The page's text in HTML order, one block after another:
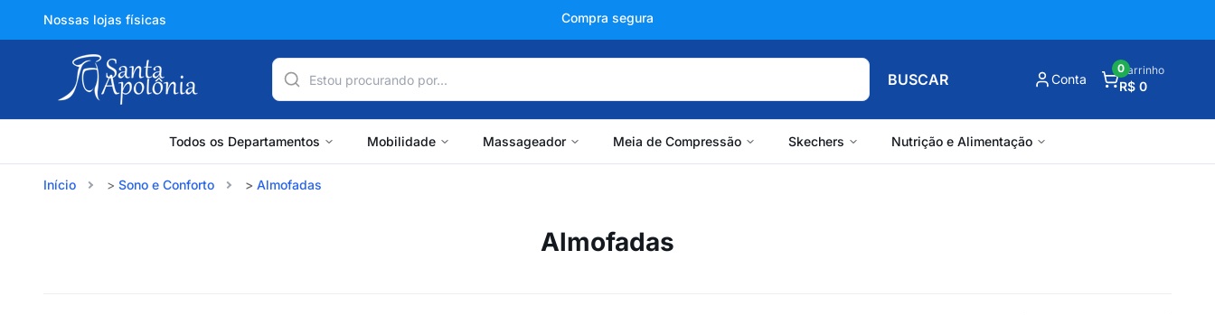
Nossas lojas físicas +150 mil avaliações
BUSCAR Conta
Carrinho
R$ 0
0
Todos os Departamentos Mobilidade Massageador Meia de Compressão Skechers Nutrição e Alimentação
Início Sono e Conforto Almofadas
Almofadas